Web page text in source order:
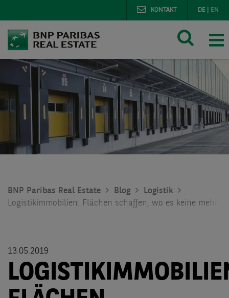
DE EN
KONTAKT
BNP Paribas Real Estate Blog
Logistik
Logistikimmobilien: Flächen schaffen, wo es keine mehr
13.05.2019